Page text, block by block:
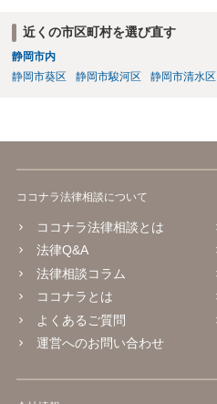
近くの市区町村を選び直す
静岡市内
静岡市葵区
静岡市駿河区 静岡市清水区
ココナラ法律相談について
ココナラ法律相談とは
法律Q&A
法律相談コラム
ココナラとは
よくあるご質問
運営へのお問い合わせ